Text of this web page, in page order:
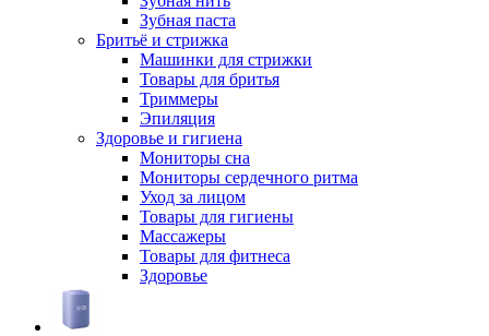
Зубная паста
Бритьё и стрижка
Машинки для стрижки
Товары для бритья
Триммеры
Эпиляция
Здоровье и гигиена
Мониторы сна
Мониторы сердечного ритма
Уход за лицом
Товары для гигиены
Массажеры
Товары для фитнеса
Здоровье